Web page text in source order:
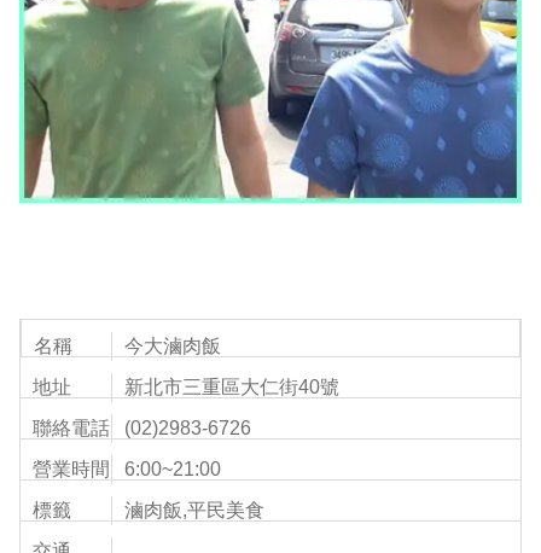
名稱
今大滷肉飯
地址
新北市三重區大仁街40號
聯絡電話
(02)2983-6726
營業時間
6:00~21:00
標籤
滷肉飯,平民美食